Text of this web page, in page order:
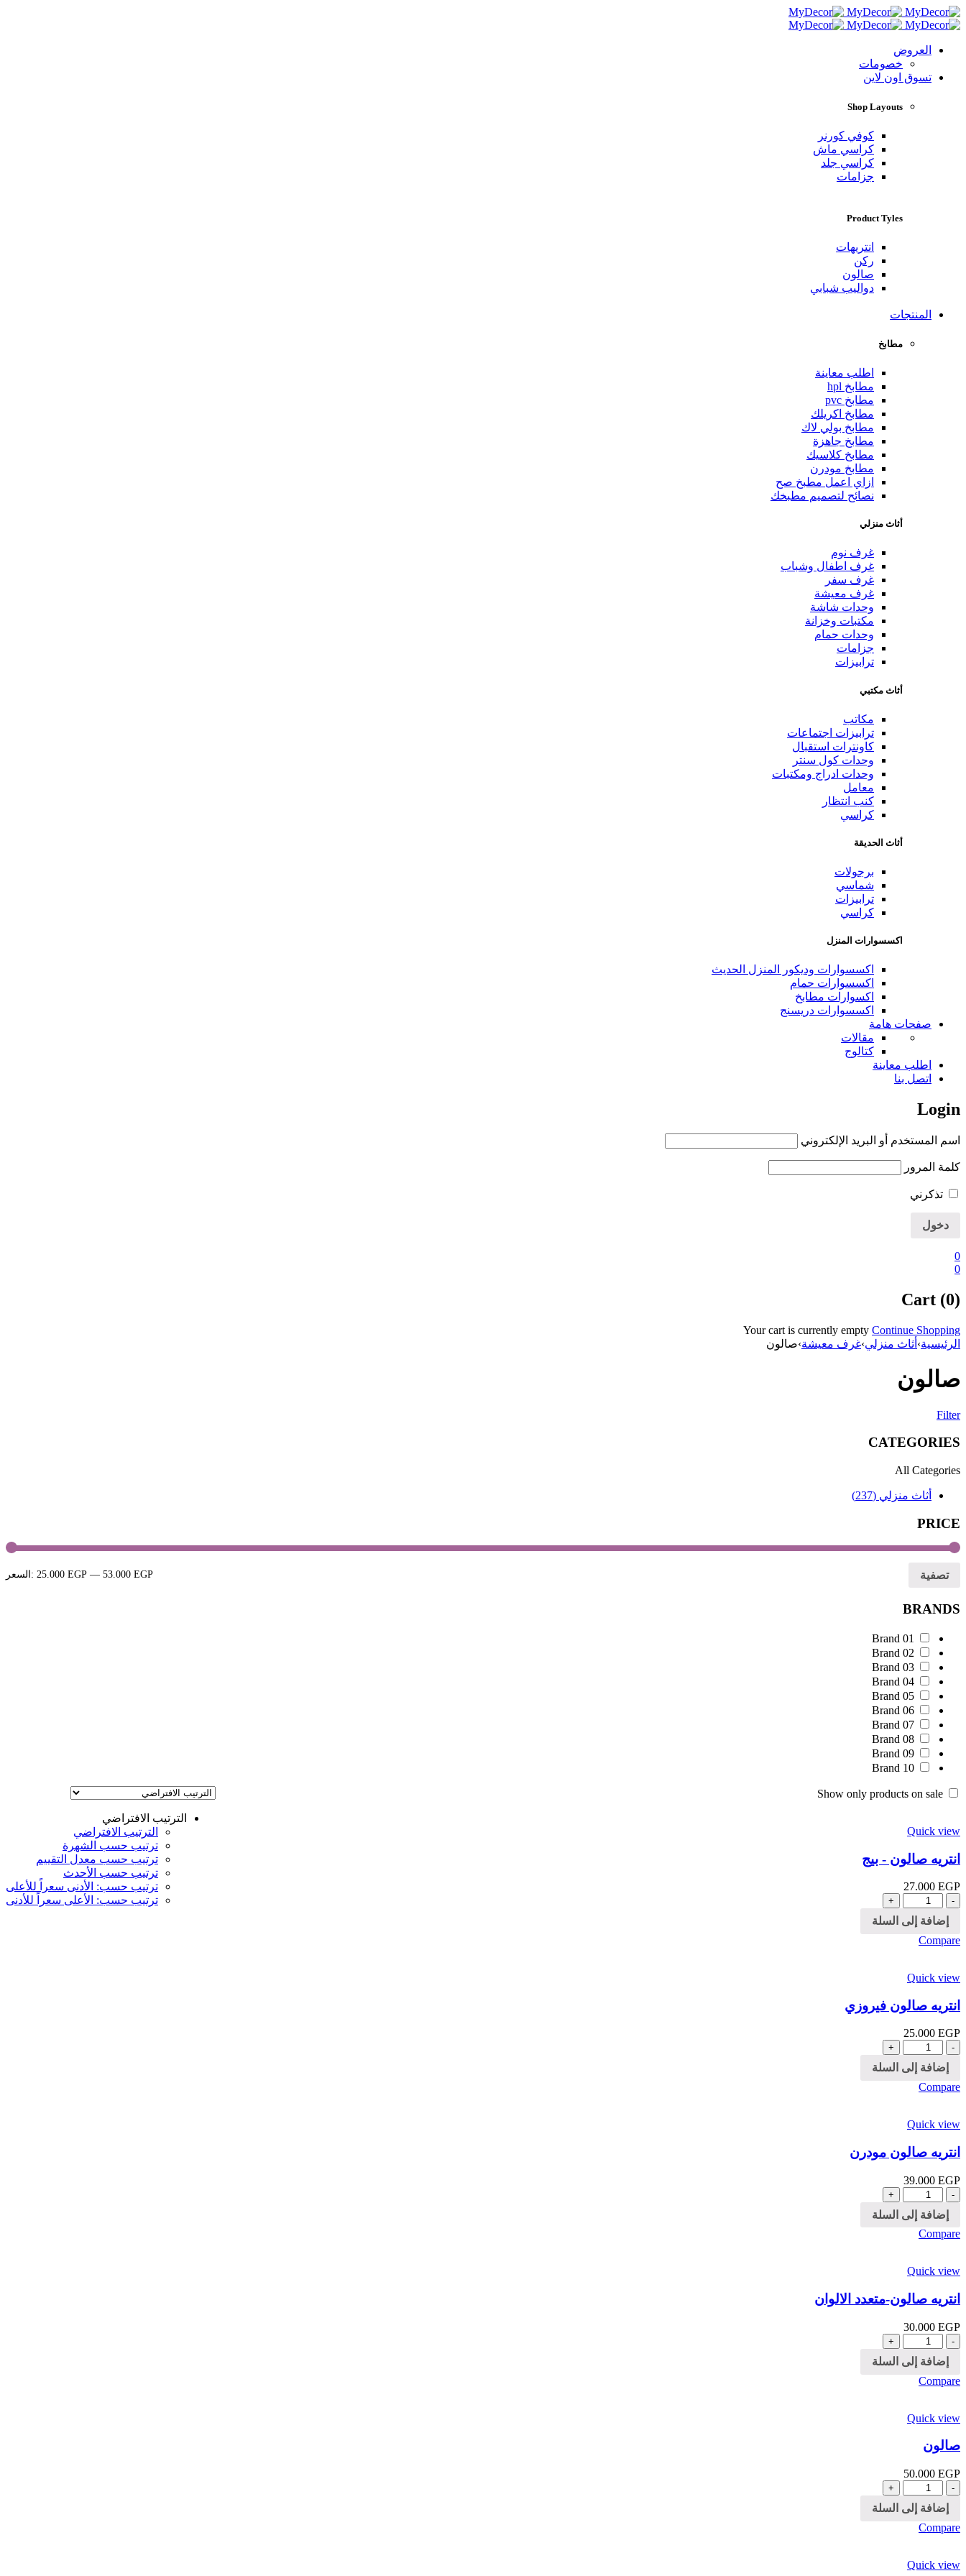
العروض
خصومات
تسوق اون لاين
Shop Layouts
كوفي كورنر
كراسي ماش
كراسي جلد
جزامات
Product Tyles
انتريهات
ركن
صالون
دواليب شبابي
المنتجات
مطابخ
اطلب معاينة
مطابخ hpl
مطابخ pvc
مطابخ اكريلك
مطابخ بولي لاك
مطابخ جاهزة
مطابخ كلاسيك
مطابخ مودرن
ازاي اعمل مطبخ صح
نصائح لتصميم مطبخك
أثاث منزلي
غرف نوم
غرف اطفال وشباب
غرف سفر
غرف معيشة
وحدات شاشة
مكتبات وخزانة
وحدات حمام
جزامات
ترابيزات
أثاث مكتبي
مكاتب
ترابيزات اجتماعات
كاونترات استقبال
وحدات كول سنتر
وحدات ادراج ومكتبات
معامل
كنب انتظار
كراسي
أثاث الحديقة
برجولات
شماسي
ترابيزات
كراسي
اكسسوارات المنزل
اكسسوارات وديكور المنزل الحديث
اكسسوارات حمام
اكسوارات مطابخ
اكسسوارات دريسنج
صفحات هامة
مقالات
كتالوج
اطلب معاينة
اتصل بنا
Login
اسم المستخدم أو البريد الإلكتروني
كلمة المرور
تذكرني
0
0
Cart (0)
Your cart is currently empty Continue Shopping
الرئيسية› أثاث منزلي›غرف معيشة›صالون
صالون
Filter
CATEGORIES
All Categories
أثاث منزلي (237)
PRICE
تصفية السعر: 25.000 EGP — 53.000 EGP
BRANDS
Brand 01
Brand 02
Brand 03
Brand 04
Brand 05
Brand 06
Brand 07
Brand 08
Brand 09
Brand 10
الترتيب الافتراضي
الترتيب الافتراضي
ترتيب حسب الشهرة
ترتيب حسب معدل التقييم
ترتيب حسب الأحدث
ترتيب حسب: الأدنى سعراً للأعلى
ترتيب حسب: الأعلى سعراً للأدنى
Quick view
انتريه صالون - بيج
27.000 EGP
الكمية
إضافة إلى السلة
Compare
Quick view
انتريه صالون فيروزي
25.000 EGP
الكمية
إضافة إلى السلة
Compare
Quick view
انتريه صالون مودرن
39.000 EGP
الكمية
إضافة إلى السلة
Compare
Quick view
انتريه صالون-متعدد الالوان
30.000 EGP
الكمية
إضافة إلى السلة
Compare
Quick view
صالون
50.000 EGP
الكمية
إضافة إلى السلة
Compare
Quick view